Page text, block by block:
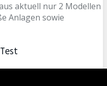
aktuell nur 2 Modellen
Anlagen sowie